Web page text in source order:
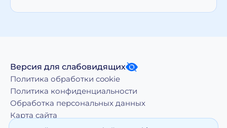
Версия для слабовидящих
Политика обработки cookie
Политика конфиденциальности
Обработка персональных данных
Карта сайта